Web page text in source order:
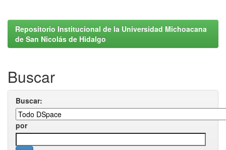
Repositorio Institucional de la Universidad Michoacana
de San Nicolás de Hidalgo
Buscar
Buscar:
por